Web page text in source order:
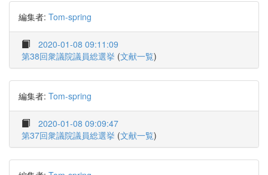
編集者: Tom-spring
2020-01-08 09:11:09
第38回衆議院議員総選挙 (文献一覧)
編集者: Tom-spring
2020-01-08 09:09:47
第37回衆議院議員総選挙 (文献一覧)